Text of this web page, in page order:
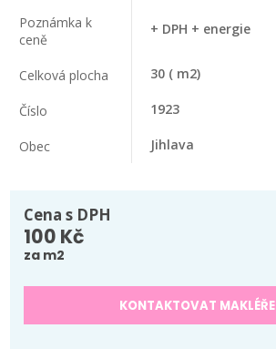
Poznámka k
ceně
+ DPH + energie
Celková plocha 30 ( m2)
Číslo 1923
Obec Jihlava
Cena s DPH
100 Kč
za m2
KONTAKTOVAT MAKLÉŘE